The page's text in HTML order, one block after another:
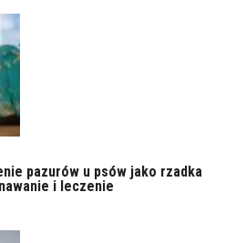
pazurów u psów jako rzadka
i leczenie